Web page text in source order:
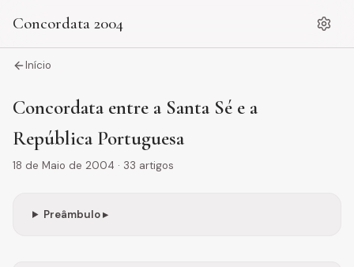
Concordata 2004
Início
Concordata entre a Santa Sé e a
República Portuguesa
18 de Maio de 2004 · 33 artigos
Preâmbulo ▸